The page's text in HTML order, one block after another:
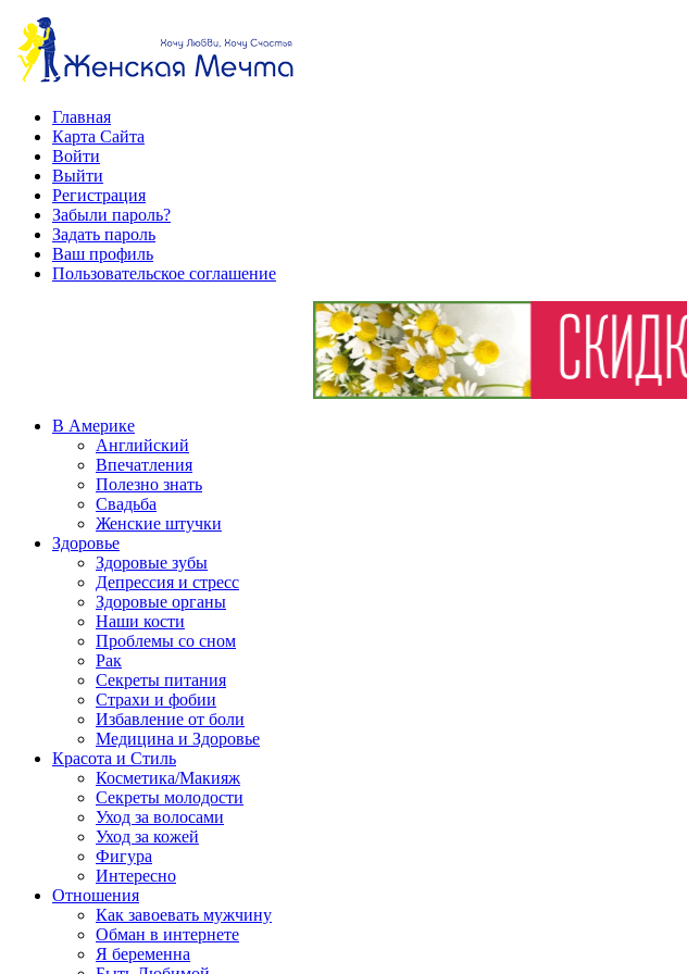
Главная
Карта Сайта
Войти
Выйти
Регистрация
Забыли пароль?
Задать пароль
Ваш профиль
Пользовательское соглашение
В Америке
Английский
Впечатления
Полезно знать
Свадьба
Женские штучки
Здоровье
Здоровые зубы
Депрессия и стресс
Здоровые органы
Наши кости
Проблемы со сном
Рак
Секреты питания
Страхи и фобии
Избавление от боли
Медицина и Здоровье
Красота и Стиль
Косметика/Макияж
Секреты молодости
Уход за волосами
Уход за кожей
Фигура
Интересно
Отношения
Как завоевать мужчину
Обман в интернете
Я беременна